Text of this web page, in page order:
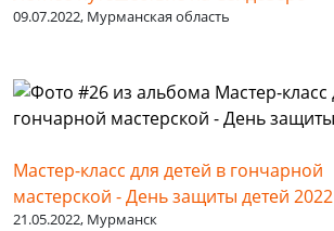
09.07.2022, Мурманская область
Мастер-класс для детей в гончарной
мастерской - День защиты детей 2022
21.05.2022, Мурманск